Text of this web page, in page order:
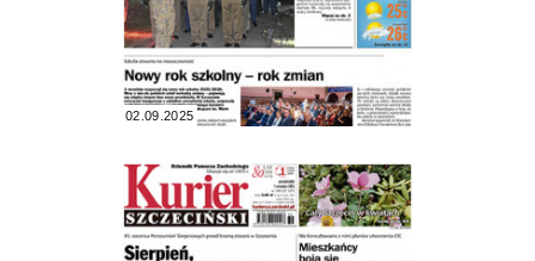
02.09.2025